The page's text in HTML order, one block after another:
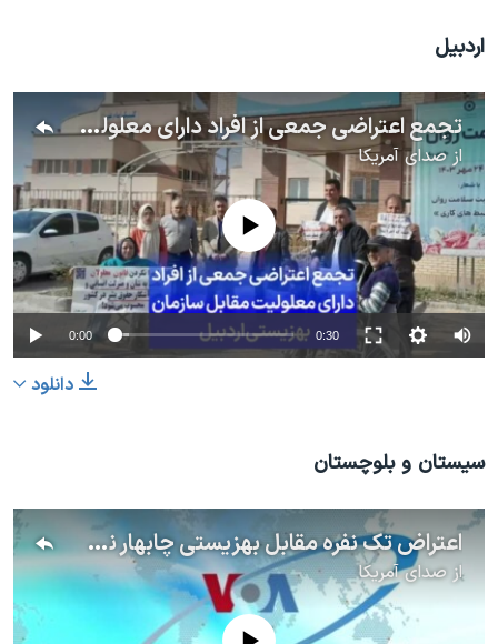
اردبیل
تجمع اعتراضی جمعی از افراد دارای معلولیت مقابل سازمان بهزیستی اردبیل
ازصدای آمریکا
No media source currently available
0:00 0:30
دانلود
سیستان و بلوچستان
اعتراض تک نفره مقابل بهزیستی چابهار نسبت به عدم رسیدگی به مطالبات افراد دارای معلولیت
ازصدای آمریکا
No media source currently available